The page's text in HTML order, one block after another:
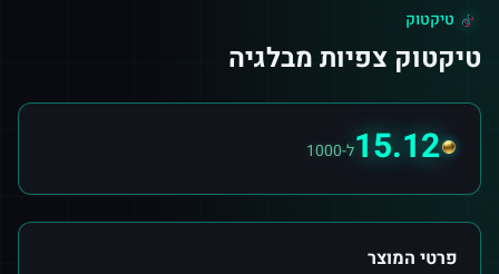
טיקטוק
טיקטוק צפיות מבלגיה
15.12ל-1000
פרטי המוצר